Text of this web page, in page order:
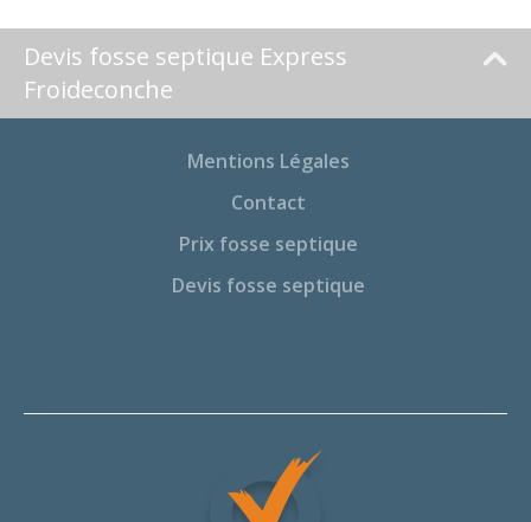
Devis fosse septique Express
Froideconche
Mentions Légales
Contact
Prix fosse septique
Devis fosse septique